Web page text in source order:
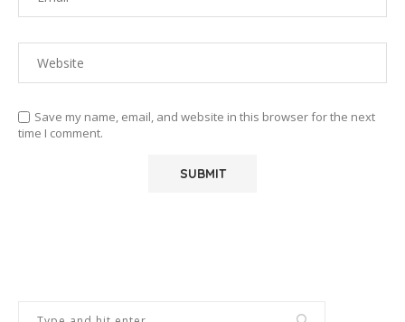
Save my name, email, and website in this browser for the next
time I comment.